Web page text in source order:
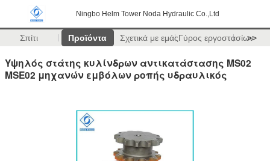
Ningbo Helm Tower Noda Hydraulic Co.,Ltd
Σπίτι Προϊόντα Σχετικά με εμάςΓύρος εργοστασίων
>>
Υψηλός στάτης κυλίνδρων αντικατάστασης MS02
MSE02 μηχανών εμβόλων ροπής υδραυλικός